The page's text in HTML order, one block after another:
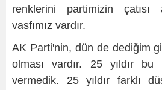
renklerini partimizin çatısı
vasfımız vardır.
AK Parti'nin, dün de dediğim
olması vardır. 25 yıldır bu
vermedik. 25 yıldır farklı